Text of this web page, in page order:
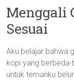
Menggali
Sesuai
Aku belajar bahwa
kopi yang
untuk temanku